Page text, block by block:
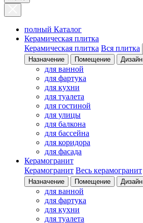
полный Каталог
Керамическая плитка
Керамическая плитка Вся плитка
Назначение Помещение Дизайн
для ванной
для фартука
для кухни
для туалета
для гостиной
для улицы
для балкона
для бассейна
для коридора
для фасада
Керамогранит
Керамогранит Весь керамогранит
Назначение Помещение Дизайн
для ванной
для фартука
для кухни
для туалета